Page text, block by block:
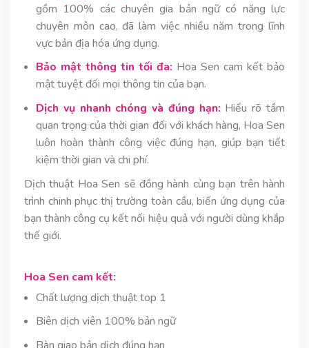
gồm 100% các chuyên gia bản ngữ có năng lực
chuyên môn cao, đã làm việc nhiều năm trong lĩnh
vực bản địa hóa ứng dụng.
Bảo mật thông tin tối đa: Hoa Sen cam kết bảo
mật tuyệt đối mọi thông tin của bạn.
Dịch vụ nhanh chóng và đúng hạn: Hiểu rõ tầm
quan trọng của thời gian đối với khách hàng, Hoa Sen
luôn hoàn thành công việc đúng hạn, giúp bạn tiết
kiệm thời gian và chi phí.
Dịch thuật Hoa Sen sẽ đồng hành cùng bạn trên hành
trình chinh phục thị trường toàn cầu, biến ứng dụng của
bạn thành công cụ kết nối hiệu quả với người dùng khắp
thế giới.
Hoa Sen cam kết:
Chất lượng dịch thuật top 1
Biên dịch viên 100% bản ngữ